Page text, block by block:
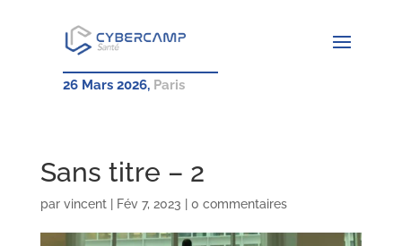
26 Mars 2026, Paris
Sans titre – 2
par vincent| Fév 7, 2023 0 commentaires